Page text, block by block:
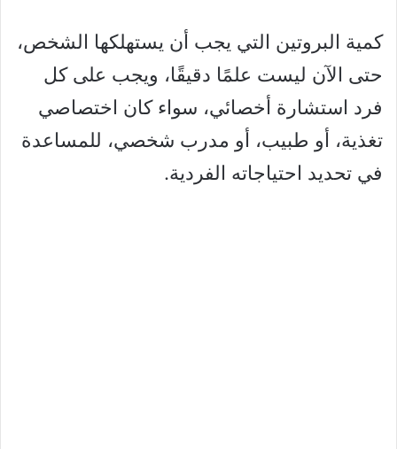
كمية البروتين التي يجب أن يستهلكها الشخص،
حتى الآن ليست علمًا دقيقًا، ويجب على كل
فرد استشارة أخصائي، سواء كان اختصاصي
تغذية، أو طبيب، أو مدرب شخصي، للمساعدة
في تحديد احتياجاته الفردية.